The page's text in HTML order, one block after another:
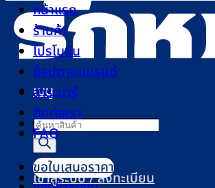
เมนู
Products
search
เข้าสู่ระบบ / ลงทะเบียน
หน้าแรก
ร้านค้า
โปรโมชัน
ช้อปตามแบรนด์
สาระน่ารู้
ติดต่อเรา
FAQ
ขอใบเสนอราคา